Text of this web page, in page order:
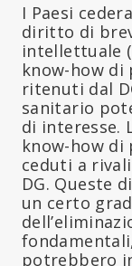
I Paesi
diritto di
intellettuale
know-how
ritenuti dal
sanitario
di interesse.
know-how di
ceduti a
DG. Queste
un certo
potrebbero